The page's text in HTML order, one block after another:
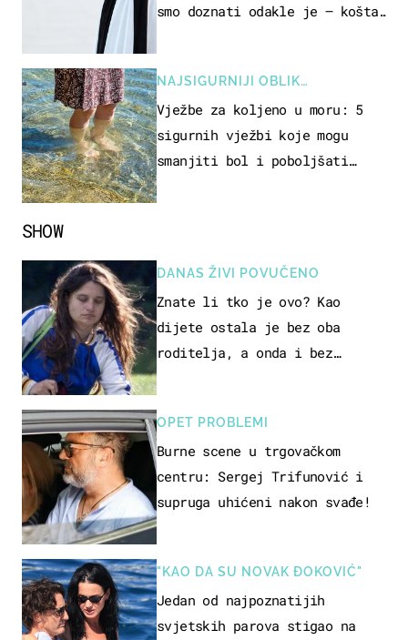
SHOW
DANAS ŽIVI POVUČENO
Znate li tko je ovo? Kao
dijete ostala je bez oba
roditelja, a onda i bez
OPET PROBLEMI
Burne scene u trgovačkom
centru: Sergej Trifunović i
supruga uhićeni nakon svađe!
"KAO DA SU NOVAK ĐOKOVIĆ"
Jedan od najpoznatijih
svjetskih parova stigao na
smo doznati odakle je – košta
NAJSIGURNIJI OBLIK
REKREACIJE
Vježbe za koljeno u moru: 5
sigurnih vježbi koje mogu
smanjiti bol i poboljšati